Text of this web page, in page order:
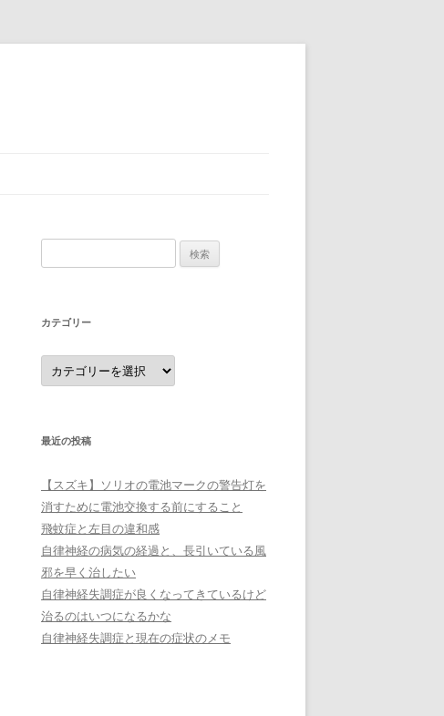
索:
カテゴリー
カ
テ
ゴ
最近の投稿
【スズキ】ソリオの電池マークの警告灯を
消すために電池交換する前にすること
飛蚊症と左目の違和感
自律神経の病気の経過と、長引いている風
邪を早く治したい
自律神経失調症が良くなってきているけど
治るのはいつになるかな
自律神経失調症と現在の症状のメモ